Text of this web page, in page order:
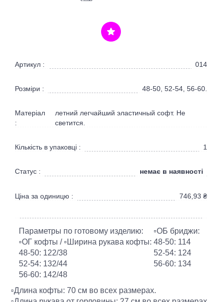
Артикул : 014
Розміри : 48-50, 52-54, 56-60.
Матеріал
:
летний легчайший эластичный софт. Не
светится.
Кількість в упаковці : 1
Статус : немає в наявності
Ціна за одиницю : 746,93 ₴
Параметры по готовому изделию:
▫️ОГ кофты / ▫️Ширина рукава кофты:
48-50: 122/38
52-54: 132/44
56-60: 142/48
▫️ОБ бриджи:
48-50: 114
52-54: 124
56-60: 134
▫️Длина кофты: 70 см во всех размерах.